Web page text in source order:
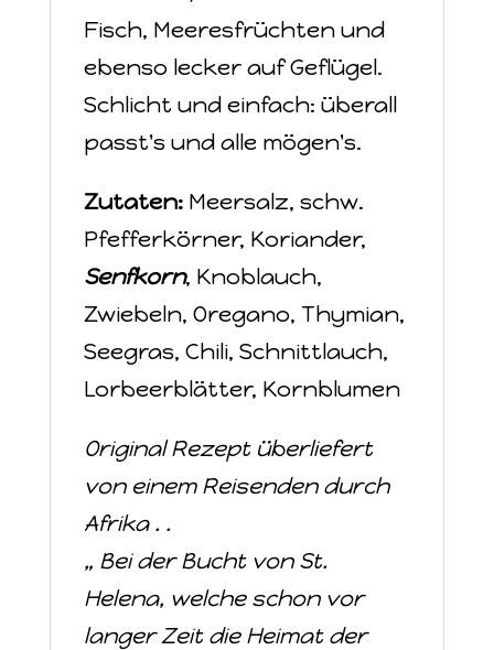
Fisch, Meeresfrüchten und
ebenso lecker auf Geflügel.
Schlicht und einfach: überall
passt's und alle mögen's.
Zutaten: Meersalz, schw.
Pfefferkörner, Koriander,
Senfkorn, Knoblauch,
Zwiebeln, Oregano, Thymian,
Seegras, Chili, Schnittlauch,
Lorbeerblätter, Kornblumen
Original Rezept überliefert
von einem Reisenden durch
Afrika . .
„ Bei der Bucht von St.
Helena, welche schon vor
langer Zeit die Heimat der